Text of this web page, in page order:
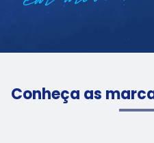
Conheça as